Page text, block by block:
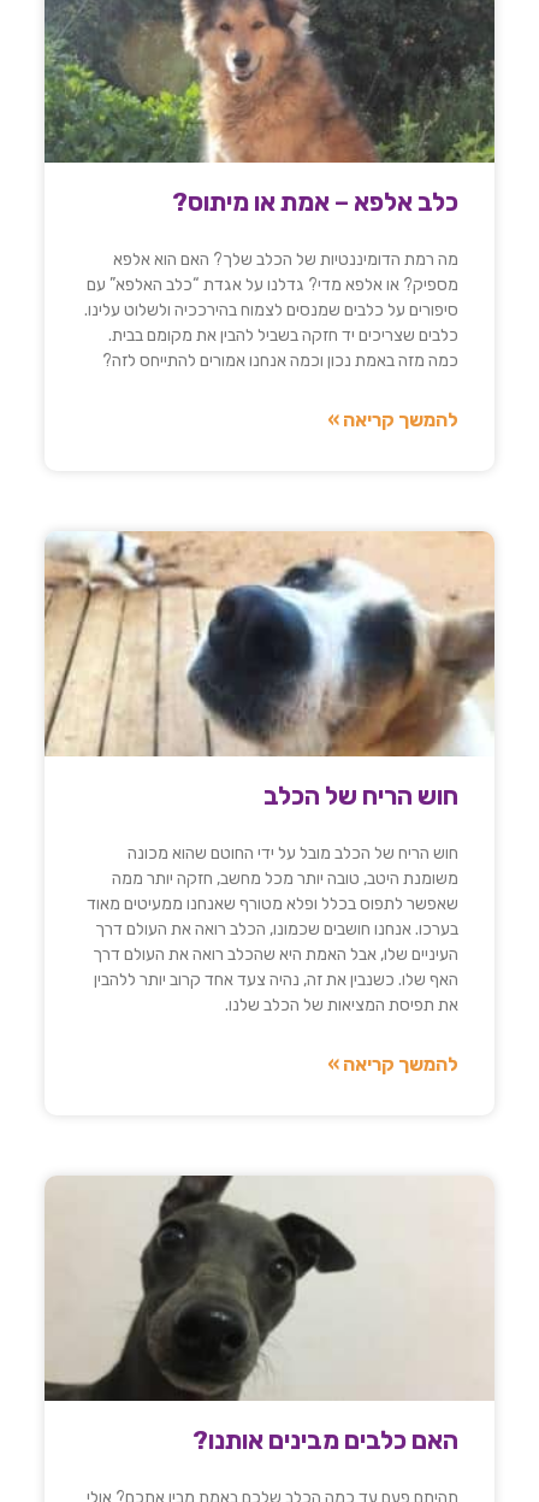
כלב אלפא – אמת או מיתוס?
מה רמת הדומיננטיות של הכלב שלך? האם הוא אלפא
מספיק? או אלפא מדי? גדלנו על אגדת “כלב האלפא” עם
סיפורים על כלבים שמנסים לצמוח בהירככיה ולשלוט עלינו.
כלבים שצריכים יד חזקה בשביל להבין את מקומם בבית.
כמה מזה באמת נכון וכמה אנחנו אמורים להתייחס לזה?
להמשך קריאה »
חוש הריח של הכלב
חוש הריח של הכלב מובל על ידי החוטם שהוא מכונה
משומנת היטב, טובה יותר מכל מחשב, חזקה יותר ממה
שאפשר לתפוס בכלל ופלא מטורף שאנחנו ממעיטים מאוד
בערכו. אנחנו חושבים שכמונו, הכלב רואה את העולם דרך
העיניים שלו, אבל האמת היא שהכלב רואה את העולם דרך
האף שלו. כשנבין את זה, נהיה צעד אחד קרוב יותר ללהבין
את תפיסת המציאות של הכלב שלנו.
להמשך קריאה »
האם כלבים מבינים אותנו?
תהיתם פעם עד כמה הכלב שלכם באמת מבין אתכם? אולי